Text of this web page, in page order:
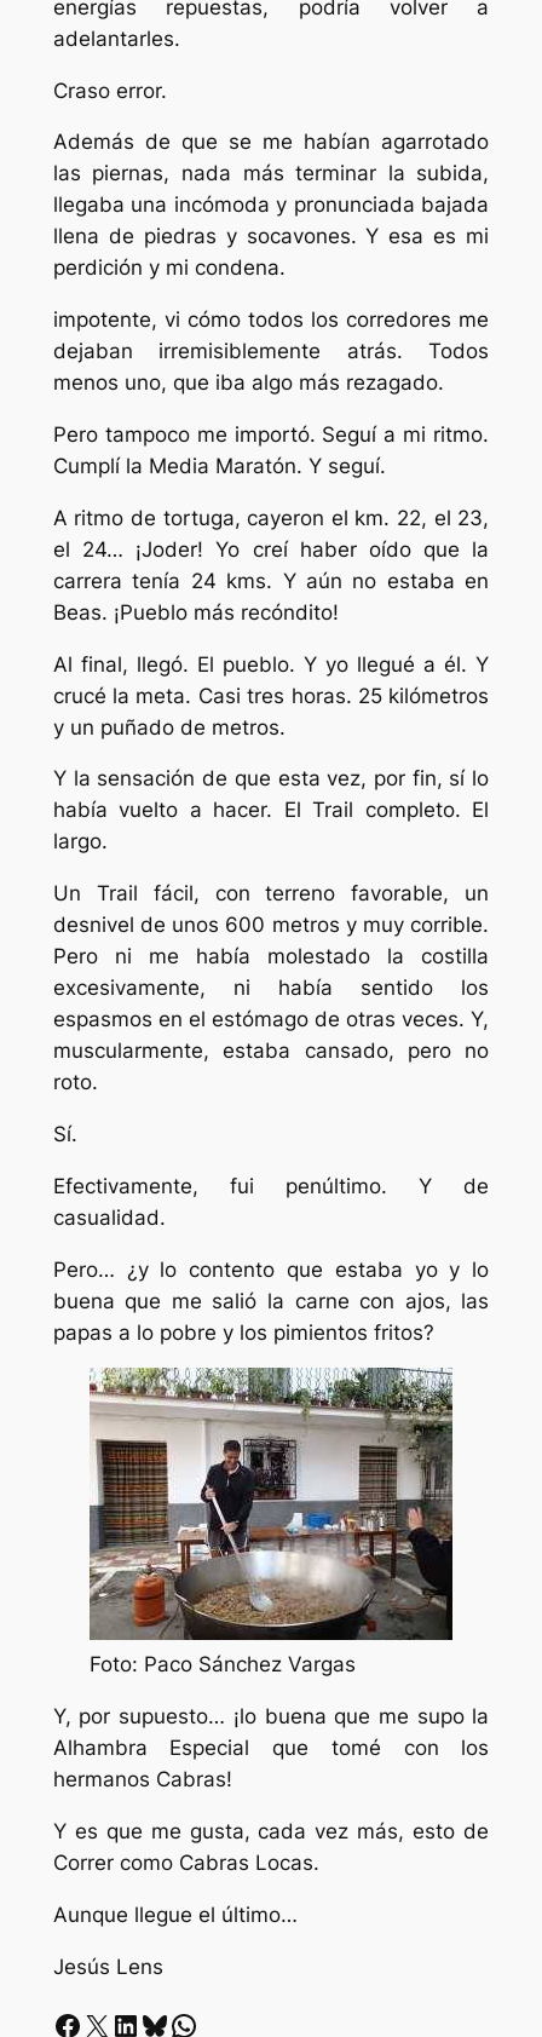
energías repuestas, podría volver a
adelantarles.
Craso error.
Además de que se me habían agarrotado
las piernas, nada más terminar la subida,
llegaba una incómoda y pronunciada bajada
llena de piedras y socavones. Y esa es mi
perdición y mi condena.
impotente, vi cómo todos los corredores me
dejaban irremisiblemente atrás. Todos
menos uno, que iba algo más rezagado.
Pero tampoco me importó. Seguí a mi ritmo.
Cumplí la Media Maratón. Y seguí.
A ritmo de tortuga, cayeron el km. 22, el 23,
el 24… ¡Joder! Yo creí haber oído que la
carrera tenía 24 kms. Y aún no estaba en
Beas. ¡Pueblo más recóndito!
Al final, llegó. El pueblo. Y yo llegué a él. Y
crucé la meta. Casi tres horas. 25 kilómetros
y un puñado de metros.
Y la sensación de que esta vez, por fin, sí lo
había vuelto a hacer. El Trail completo. El
largo.
Un Trail fácil, con terreno favorable, un
desnivel de unos 600 metros y muy corrible.
Pero ni me había molestado la costilla
excesivamente, ni había sentido los
espasmos en el estómago de otras veces. Y,
muscularmente, estaba cansado, pero no
roto.
Sí.
Efectivamente, fui penúltimo. Y de
casualidad.
Pero… ¿y lo contento que estaba yo y lo
buena que me salió la carne con ajos, las
papas a lo pobre y los pimientos fritos?
Foto: Paco Sánchez Vargas
Y, por supuesto… ¡lo buena que me supo la
Alhambra Especial que tomé con los
hermanos Cabras!
Y es que me gusta, cada vez más, esto de
Correr como Cabras Locas.
Aunque llegue el último…
Jesús Lens
Facebook X LinkedIn Bluesky Whatsapp